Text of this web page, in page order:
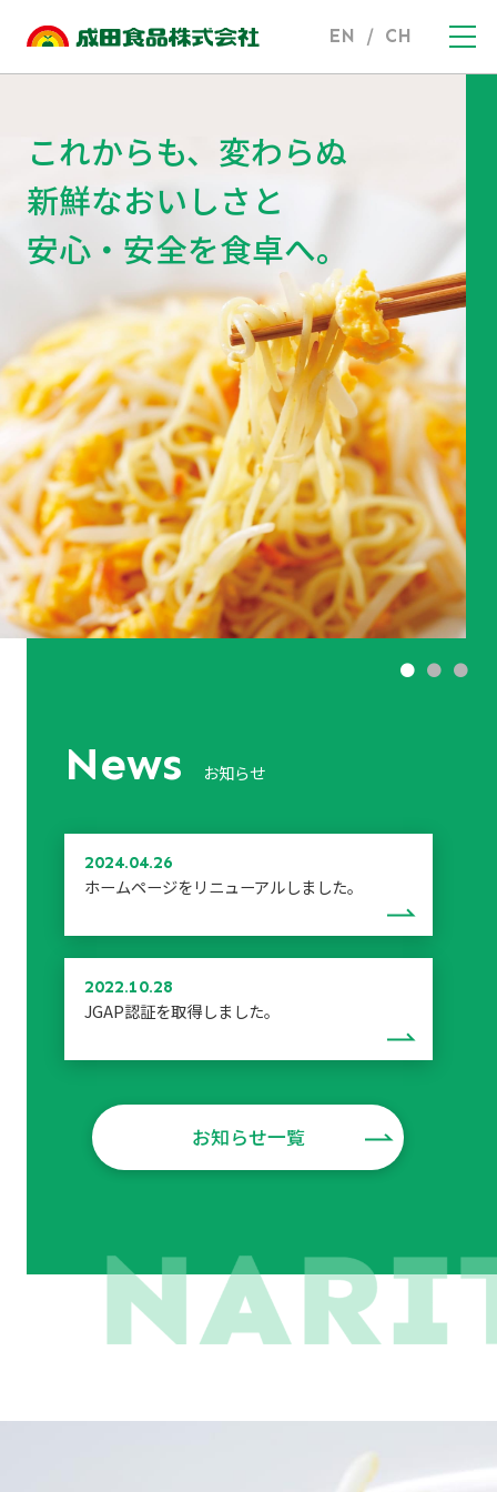
EN / CH
● ● ●
News お知らせ
2024.04.26
ホームページをリニューアルしました。
2022.10.28
JGAP認証を取得しました。
お知らせ一覧